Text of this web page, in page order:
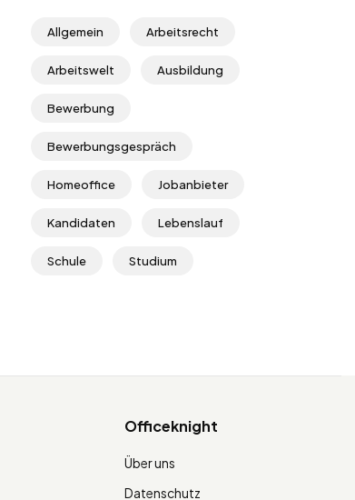
Allgemein Arbeitsrecht
Arbeitswelt Ausbildung
Bewerbung
Bewerbungsgespräch
Homeoffice Jobanbieter
Kandidaten Lebenslauf
Schule Studium
Officeknight
Über uns
Datenschutz